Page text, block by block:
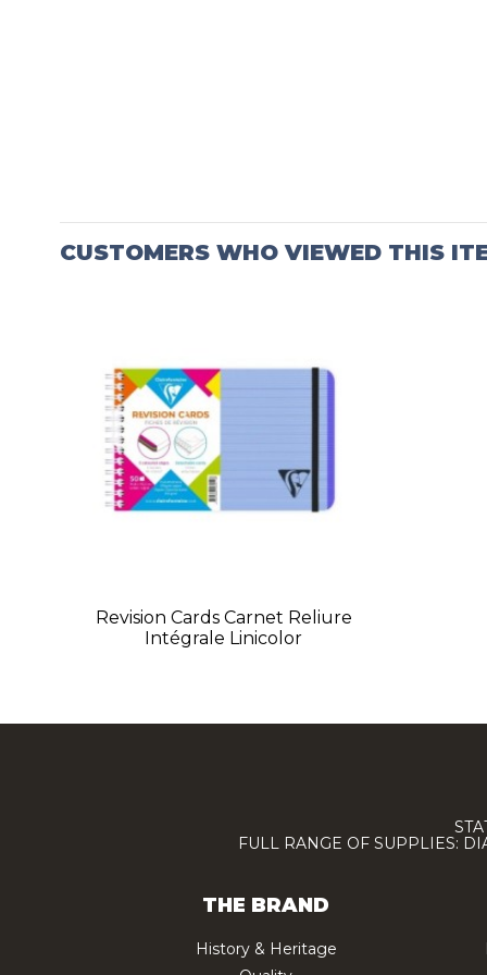
CUSTOMERS WHO VIEWED THIS
Revision Cards Carnet Reliure
Intégrale Linicolor
FULL RANGE OF SUPPLIES:
THE BRAND
History & Heritage